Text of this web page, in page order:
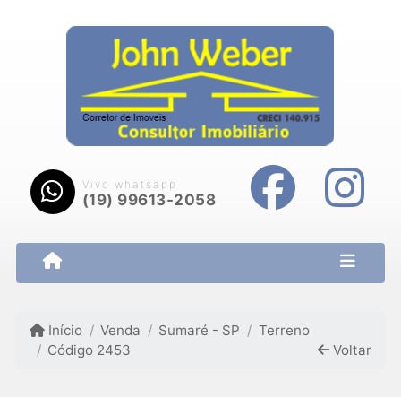
Vivo whatsapp
(19) 99613-2058
Início Venda Sumaré - SP
Terreno
Código 2453
Voltar